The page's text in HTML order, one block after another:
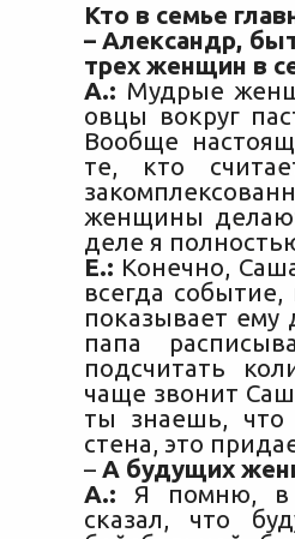
Кто в семье
– Александр,
трех женщин в
А.: Мудрые
овцы вокруг
Вообще
те, кто
женщины
деле я
Е.: Конечно,
всегда
показывает ему
папа
подсчитать
чаще звонит
ты знаешь, что
стена, это
– А будущих
А.: Я помню, в
сказал, что